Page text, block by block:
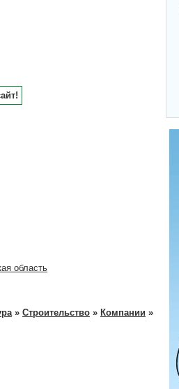
область
» Строительство » Компании »